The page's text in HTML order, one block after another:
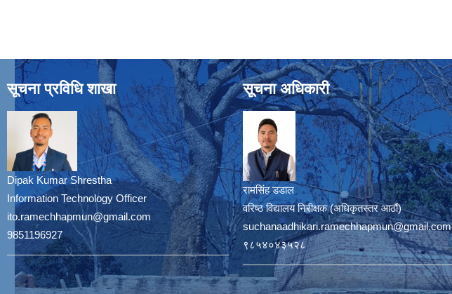
सूचना प्रविधि शाखा
Dipak Kumar Shrestha
Information Technology Officer
ito.ramechhapmun@gmail.com
9851196927
सूचना अधिकारी
रामसिंह डडाल
वरिष्ठ विद्यालय निरीक्षक (अधिकृतस्तर आठौं)
suchanaadhikari.ramechhapmun@gmail.com
९८५४०४३५२८